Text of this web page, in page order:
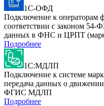
1С-ОФД
Подключение к
соответствии с законом 54-
данных в ФНС и ЦРПТ
Подробнее
1С:МДЛП
Подключение к системе
передача данных о
ФГИС МДЛП
Подробнее